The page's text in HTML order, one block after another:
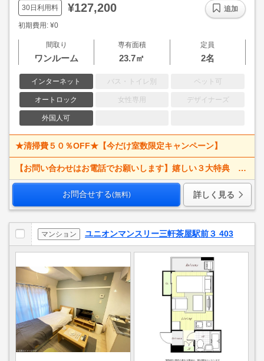
30日利用料 ¥127,200
初期費用: ¥0
間取り
ワンルーム
専有面積
23.7㎡
定員
2名
インターネット バス・トイレ別 ペット可
オートロック 女性専用 デザイナーズ
外国人可
追加
★清掃費５０％OFF★【今だけ室数限定キャンペーン】
【お問い合わせはお電話でお願いします】嬉しい３大特典 賃料大幅値下げ！ 寝具一式＆ベッドメイキング無料＋α
お問合せする(無料) 詳しく見る
マンション ユニオンマンスリー三軒茶屋駅前３ 403